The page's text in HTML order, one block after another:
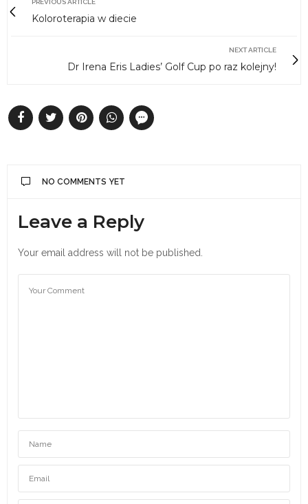
PREVIOUS ARTICLE
Koloroterapia w diecie
NEXT ARTICLE
Dr Irena Eris Ladies’ Golf Cup po raz kolejny!
NO COMMENTS YET
Leave a Reply
Your email address will not be published.